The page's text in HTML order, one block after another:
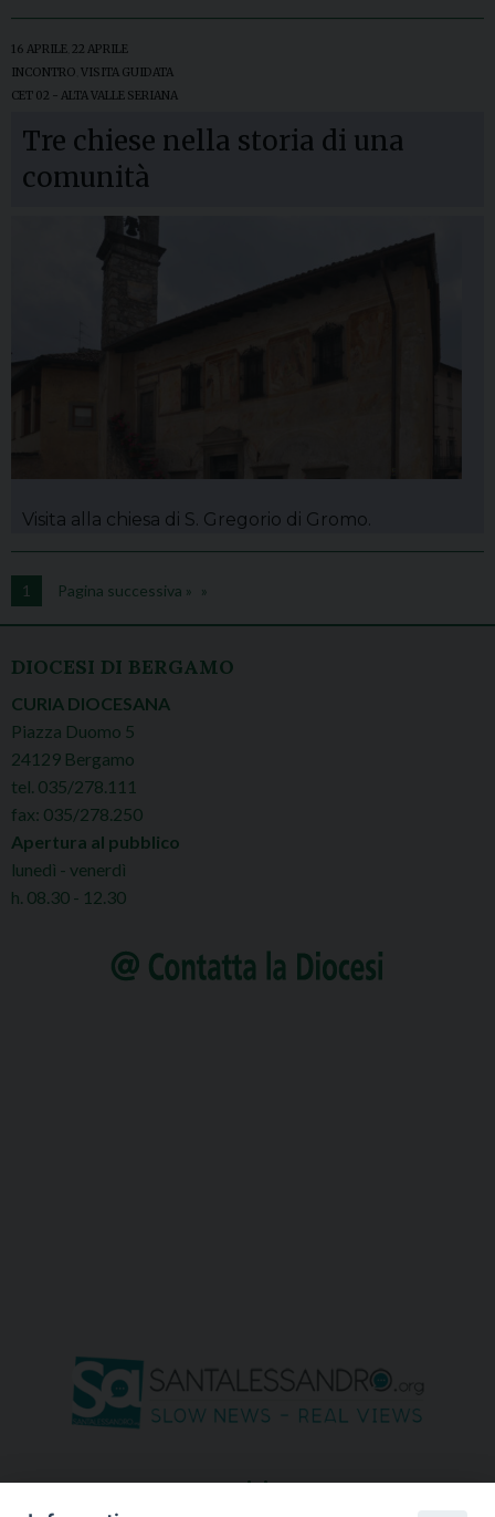
16 APRILE 22 APRILE
INCONTRO VISITA GUIDATA
CET 02 - ALTA VALLE SERIANA
Tre chiese nella storia di una
comunità
Visita alla chiesa di S. Gregorio di Gromo.
1 Pagina successiva »
DIOCESI DI BERGAMO
CURIA DIOCESANA
Piazza Duomo 5
24129 Bergamo
tel. 035/278.111
fax: 035/278.250
Apertura al pubblico
lunedì - venerdì
h. 08.30 - 12.30
seguici su